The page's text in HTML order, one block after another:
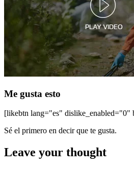
Me gusta esto
[likebtn lang="es"
Sé el primero en decir que te gusta.
Leave your thought